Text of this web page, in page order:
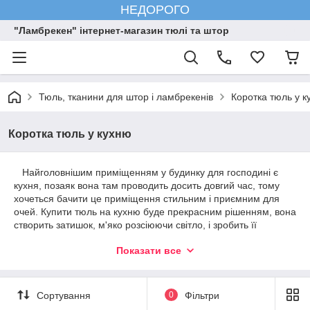
НЕДОРОГО
"Ламбрекен" інтернет-магазин тюлі та штор
Тюль, тканини для штор і ламбрекенів Коротка тюль у
Коротка тюль у кухню
Найголовнішим приміщенням у будинку для господині є
кухня, позаяк вона там проводить досить довгий час, тому
хочеться бачити це приміщення стильним і приємним для
очей. Купити тюль на кухню буде прекрасним рішенням, вона
створить затишок, м'яко розсіюючи світло, і зробить її
Тюль для кухни буває довгою та короткою:
Довга матиме ошатний вигляд і візуально робити
Показати все
Сортування 0 Фільтри